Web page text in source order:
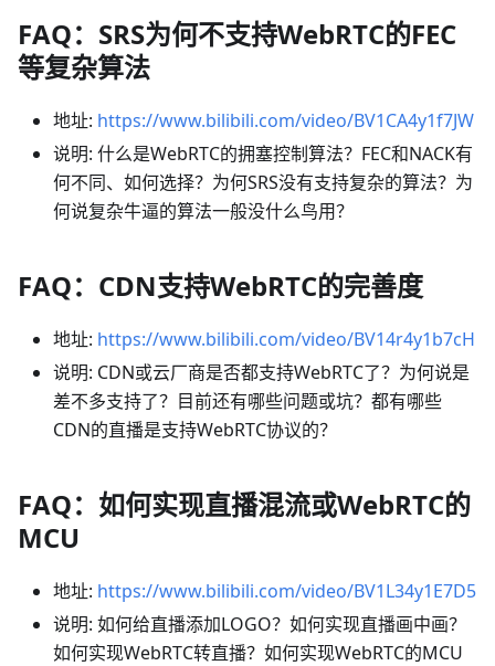
FAQ：SRS为何不支持WebRTC的FEC
等复杂算法
地址: https://www.bilibili.com/video/BV1CA4y1f7JW
说明: 什么是WebRTC的拥塞控制算法？FEC和NACK有
何不同、如何选择？为何SRS没有支持复杂的算法？为
何说复杂牛逼的算法一般没什么鸟用？
FAQ：CDN支持WebRTC的完善度
地址: https://www.bilibili.com/video/BV14r4y1b7cH
说明: CDN或云厂商是否都支持WebRTC了？为何说是
差不多支持了？目前还有哪些问题或坑？都有哪些
CDN的直播是支持WebRTC协议的？
FAQ：如何实现直播混流或WebRTC的
MCU
地址: https://www.bilibili.com/video/BV1L34y1E7D5
说明: 如何给直播添加LOGO？如何实现直播画中画？
如何实现WebRTC转直播？如何实现WebRTC的MCU